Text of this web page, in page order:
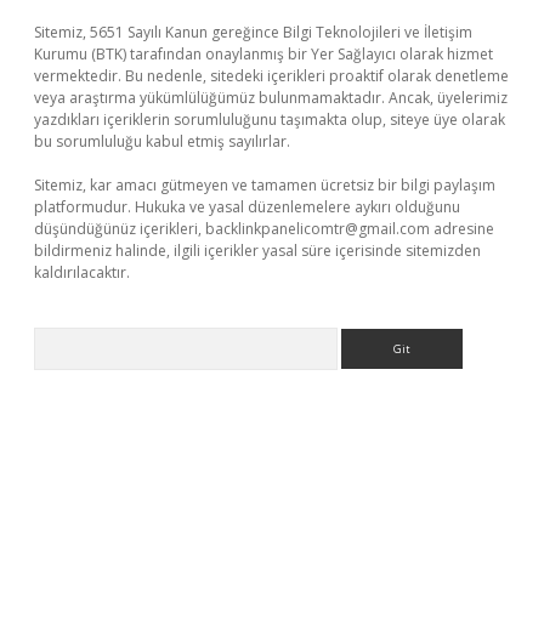
Sitemiz, 5651 Sayılı Kanun gereğince Bilgi Teknolojileri ve İletişim
Kurumu (BTK) tarafından onaylanmış bir Yer Sağlayıcı olarak hizmet
vermektedir. Bu nedenle, sitedeki içerikleri proaktif olarak denetleme
veya araştırma yükümlülüğümüz bulunmamaktadır. Ancak, üyelerimiz
yazdıkları içeriklerin sorumluluğunu taşımakta olup, siteye üye olarak
bu sorumluluğu kabul etmiş sayılırlar.
Sitemiz, kar amacı gütmeyen ve tamamen ücretsiz bir bilgi paylaşım
platformudur. Hukuka ve yasal düzenlemelere aykırı olduğunu
düşündüğünüz içerikleri, backlinkpanelicomtr@gmail.com adresine
bildirmeniz halinde, ilgili içerikler yasal süre içerisinde sitemizden
kaldırılacaktır.